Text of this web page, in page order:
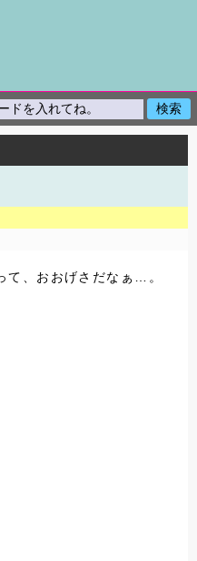
て、おおげさだなぁ…。